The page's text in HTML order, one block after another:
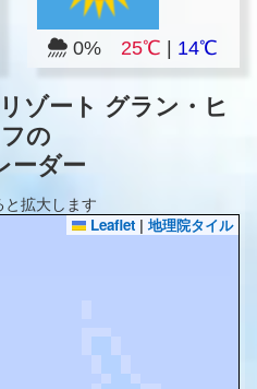
0% 25℃ 14℃
ゾート グラン・ヒ
の
ーダー
と拡大します
Leaflet | 地理院タイル